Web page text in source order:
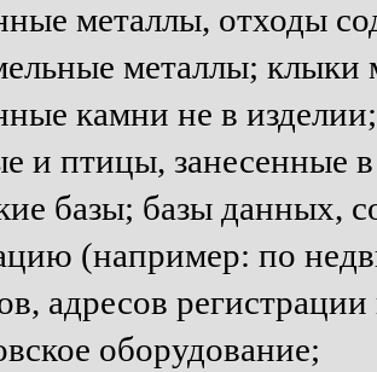
металлы, отходы
металлы;
камни не в изделии;
и птицы, занесенные
базы; базы данных,
(например: по
адресов
оборудование;